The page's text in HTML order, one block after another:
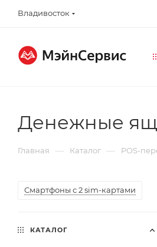
Владивосток
Денежные
Главная — Каталог — POS-
Смартфоны с 2 sim-картами
КАТАЛОГ